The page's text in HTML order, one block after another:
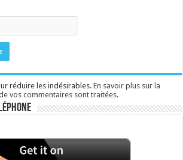
réduire les indésirables.En savoir plus sur la
vos commentaires sont traitées.